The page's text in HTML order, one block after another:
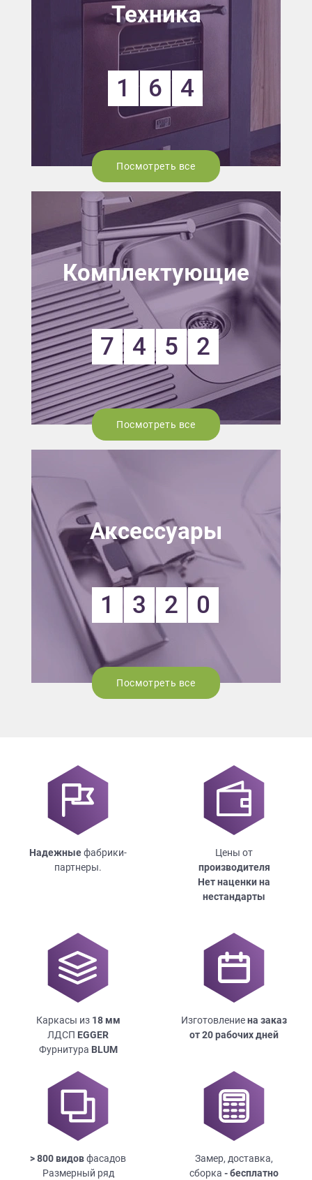
Техника
1 6 4
Посмотреть все
Комплектующие
7 4 5 2
Посмотреть все
Аксессуары
1 3 2 0
Посмотреть все
Надежныефабрики-
партнеры.
Цены от
производителя
Нет наценки на
нестандарты
Каркасы из 18мм
ЛДСП EGGER
Фурнитура BLUM
Изготовлениена заказ
от 20 рабочих дней
> 800 видовфасадов
Размерный ряд
Замер, доставка,
сборка - бесплатно